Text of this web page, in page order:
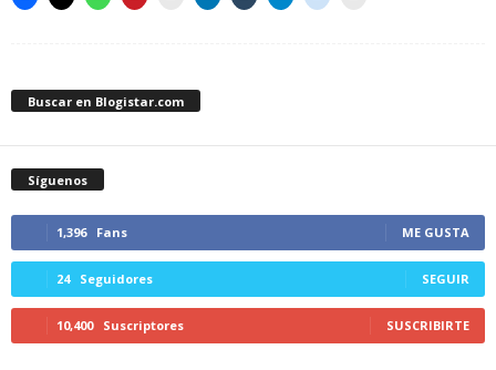
Buscar en Blogistar.com
Síguenos
1,396 Fans ME GUSTA
24 Seguidores SEGUIR
10,400 Suscriptores SUSCRIBIRTE